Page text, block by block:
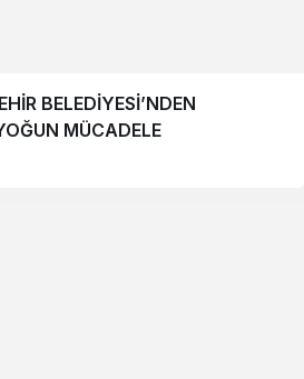
BELEDİYESİ’NDEN
MÜCADELE